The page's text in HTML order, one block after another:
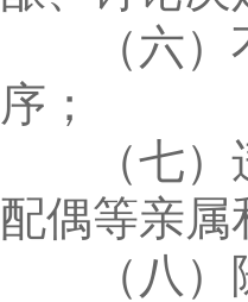
（六）不
序；
（七）违
配偶等亲属
（八）随